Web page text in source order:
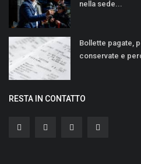
nella sede...
Bollette pagate,
conservate e
RESTA IN CONTATTO